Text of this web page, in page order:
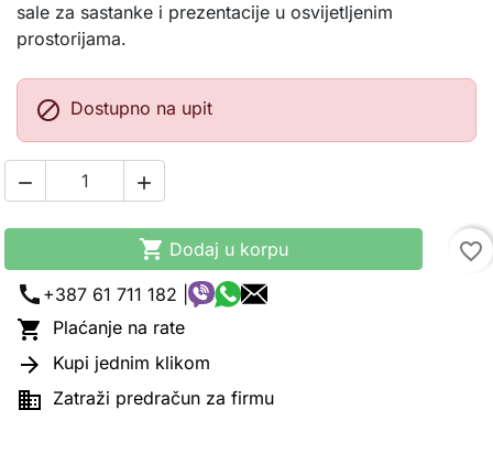
sale za sastanke i prezentacije u osvijetljenim
prostorijama.
 Dostupno na upit
 
 Dodaj u korpu
favorite_border
call +387 61 711 182 |
 Plaćanje na rate
 Kupi jednim klikom
 Zatraži predračun za firmu